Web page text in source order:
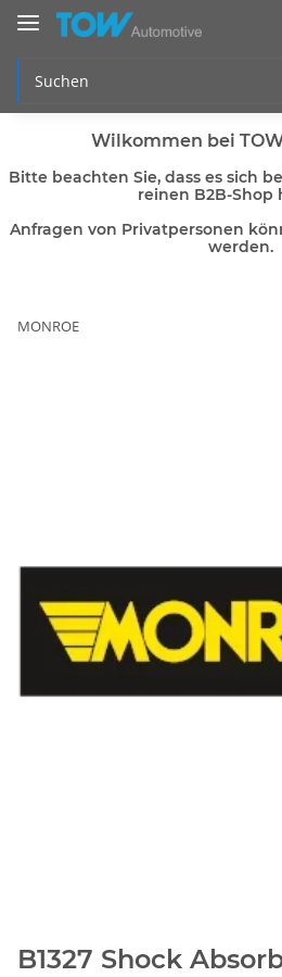
Wilkommen bei
Bitte beachten Sie, dass es sich
reinen B2B-Shop
Anfragen von Privatpersonen
werden.
MONROE
B1327 Shock